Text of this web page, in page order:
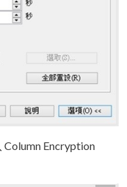
Encryption